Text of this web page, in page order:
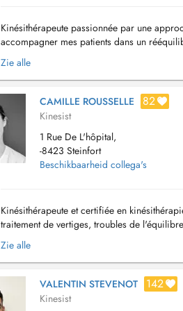
Kinésithérapeute passionnée par une
accompagner mes patients dans un
ayurvédique, je propose également des
Zie alle
CAMILLE ROUSSELLE 82
Kinesist
1 Rue De L'hôpital,
-8423 Steinfort
Beschikbaarheid collega's
Kinésithérapeute et certifiée en
traitement de vertiges, troubles de
Zie alle
VALENTIN STEVENOT 142
Kinesist